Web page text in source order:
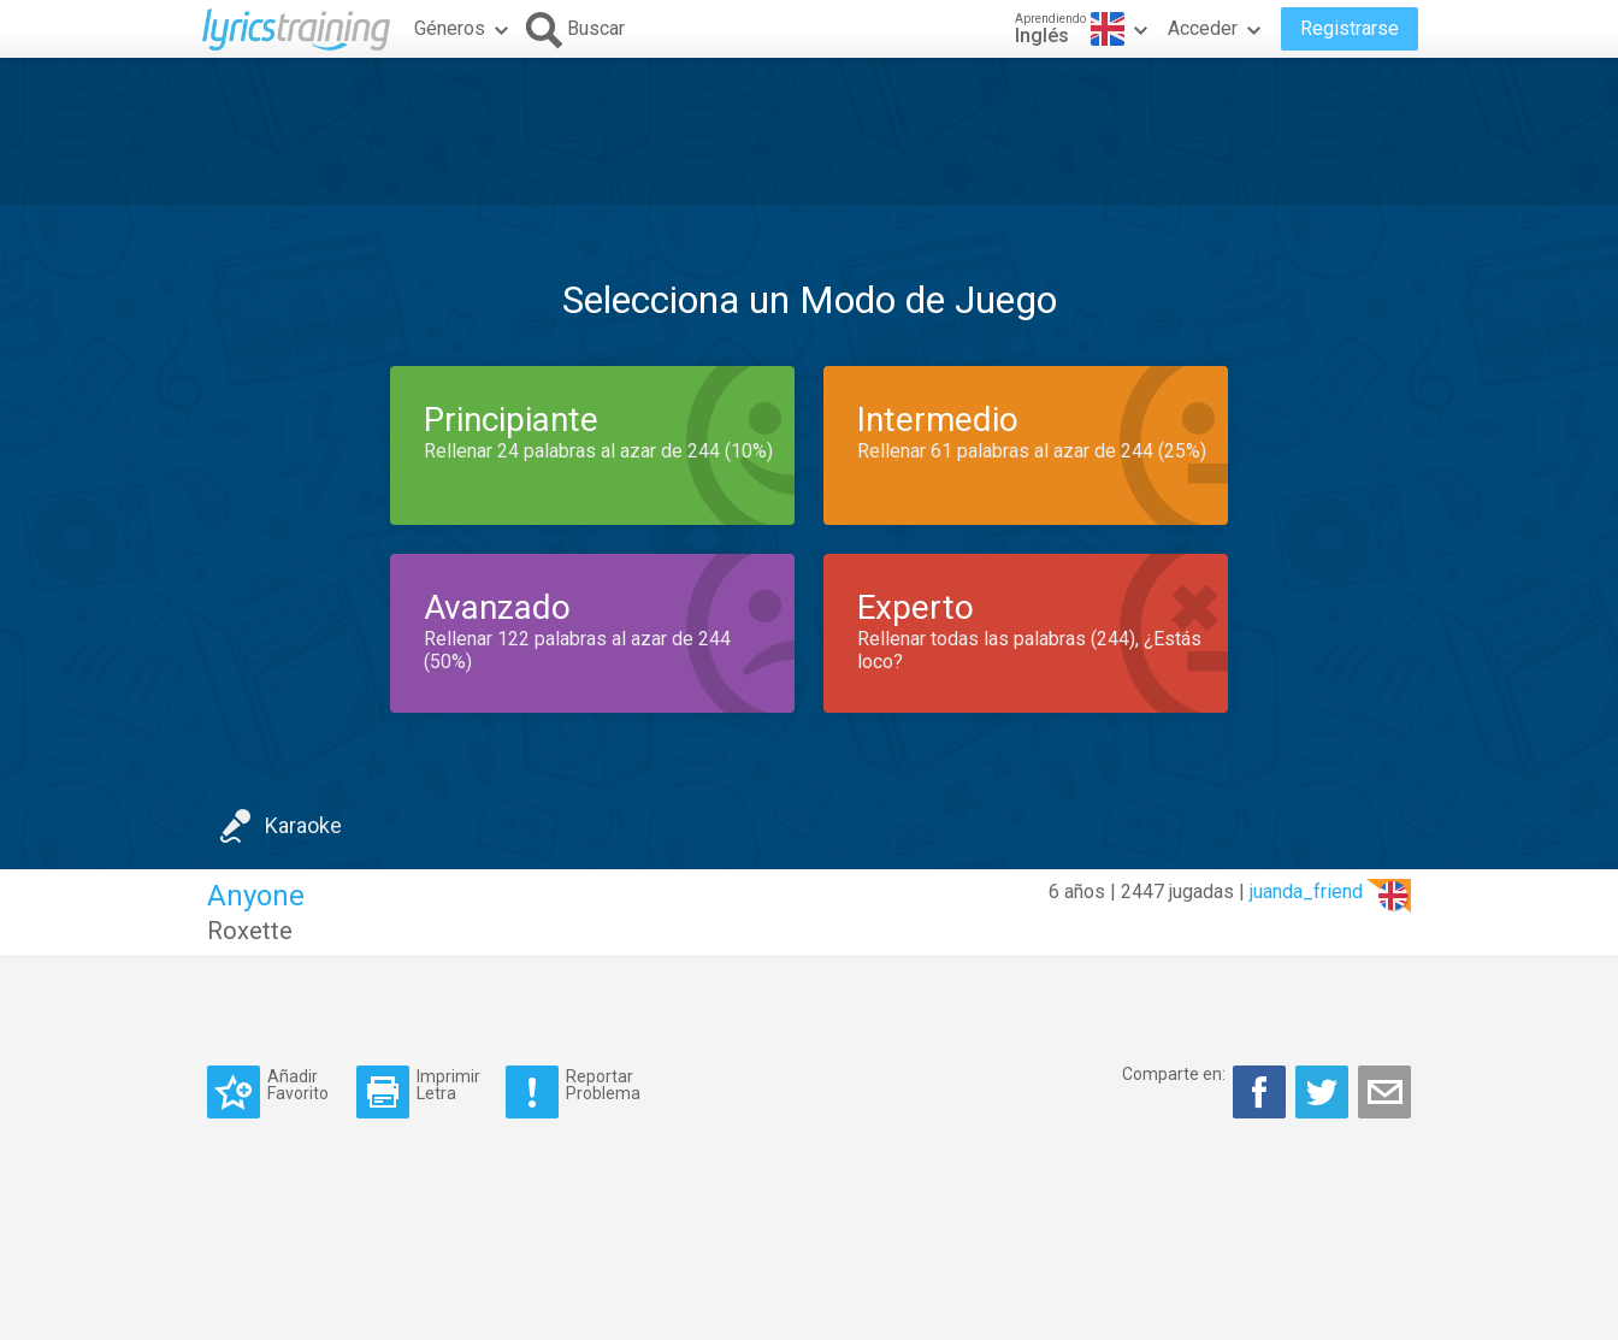
Géneros Buscar Aprendiendo
Inglés Acceder Registrarse
Selecciona un Modo de Juego
Principiante
Rellenar 24 palabras al azar de 244 (10%)
Intermedio
Rellenar 61 palabras al azar de 244 (25%)
Avanzado
Rellenar 122 palabras al azar de 244
(50%)
Experto
Rellenar todas las palabras (244), ¿Estás
loco?
Karaoke
6 años | 2447 jugadas | juanda_friend
Anyone
Roxette
Añadir
Favorito
Imprimir
Letra
Reportar
Problema
Comparte en: